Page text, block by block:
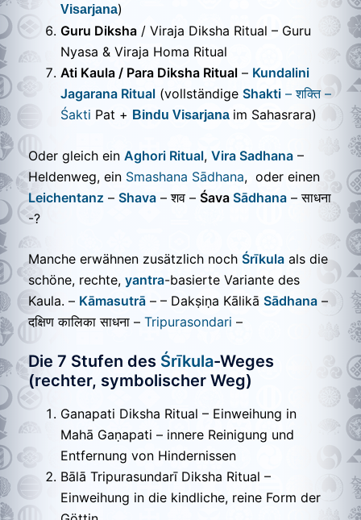
Visarjana)
Guru Diksha / Viraja Diksha Ritual – Guru
Nyasa & Viraja Homa Ritual
Ati Kaula / Para Diksha Ritual – Kundalini
Jagarana Ritual (vollständige Shakti – शक्ति –
Śakti Pat + Bindu Visarjana im Sahasrara)
Oder gleich ein Aghori Ritual, Vira Sadhana –
Heldenweg, ein Smashana Sādhana, oder einen
Leichentanz – Shava – शव – Śava Sādhana – साधना
-?
Manche erwähnen zusätzlich noch Śrīkula als die
schöne, rechte, yantra-basierte Variante des
Kaula. – Kāmasutrā – – Dakṣiṇa Kālikā Sādhana –
दक्षिण कालिका साधना – Tripurasondari –
Die 7 Stufen des Śrīkula-Weges
(rechter, symbolischer Weg)
Ganapati Diksha Ritual – Einweihung in
Mahā Gaṇapati – innere Reinigung und
Entfernung von Hindernissen
Bālā Tripurasundarī Diksha Ritual –
Einweihung in die kindliche, reine Form der